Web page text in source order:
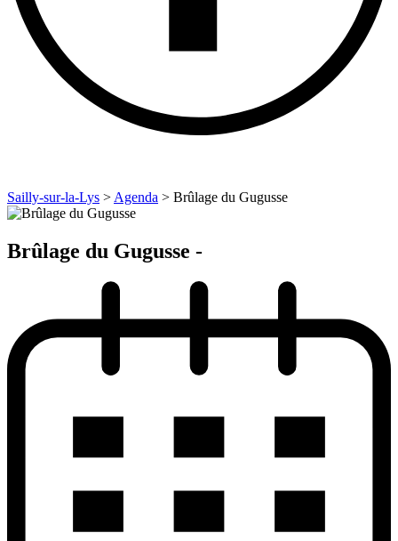
Sailly-sur-la-Lys > Agenda > Brûlage du Gugusse
Brûlage du Gugusse -